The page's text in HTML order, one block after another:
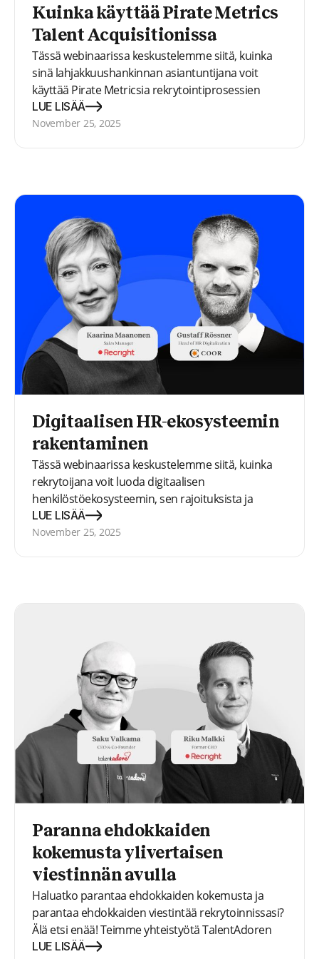
Kuinka käyttää Pirate Metrics
Talent Acquisitionissa
Tässä webinaarissa keskustelemme siitä, kuinka
sinä lahjakkuushankinnan asiantuntijana voit
käyttää Pirate Metricsia rekrytointiprosessien
parantamiseen
LUE LISÄÄ
November 25, 2025
Digitaalisen HR-ekosysteemin
rakentaminen
Tässä webinaarissa keskustelemme siitä, kuinka
rekrytoijana voit luoda digitaalisen
henkilöstöekosysteemin, sen rajoituksista ja
välttämättömistä työkaluista
LUE LISÄÄ
November 25, 2025
Paranna ehdokkaiden
kokemusta ylivertaisen
viestinnän avulla
Haluatko parantaa ehdokkaiden kokemusta ja
parantaa ehdokkaiden viestintää rekrytoinnissasi?
Älä etsi enää! Teimme yhteistyötä TalentAdoren
kanssa tässä webinaarissa auttaaksemme sinua
LUE LISÄÄ